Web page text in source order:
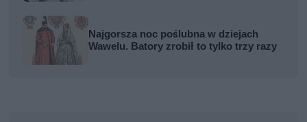
Najgorsza noc poślubna w dziejach
Wawelu. Batory zrobił to tylko trzy razy